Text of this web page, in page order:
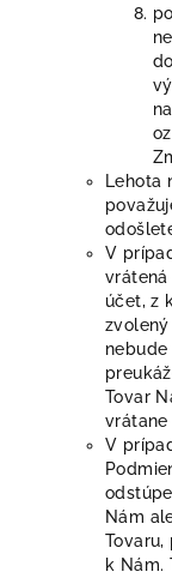
Lehota
V
vrátená
účet, z
Tovar
vrátane
V
Nám
Tovaru,
k Nám.